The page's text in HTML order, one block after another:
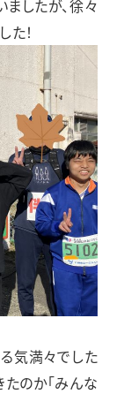
したが、徐々
た！
る気満々でした
のか「みんな